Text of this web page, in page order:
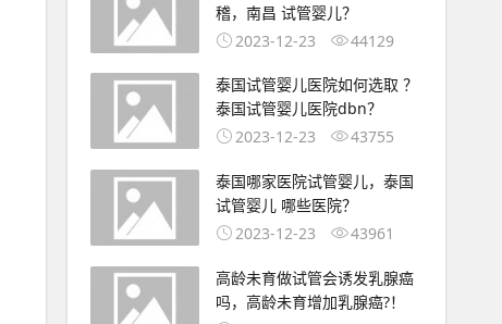
稽，南昌 试管婴儿？
2023-12-23
44129
泰国试管婴儿医院如何选取 ？
泰国试管婴儿医院dbn？
2023-12-23
43755
泰国哪家医院试管婴儿，泰国
试管婴儿 哪些医院？
2023-12-23
43961
高龄未育做试管会诱发乳腺癌
吗，高龄未育增加乳腺癌?！